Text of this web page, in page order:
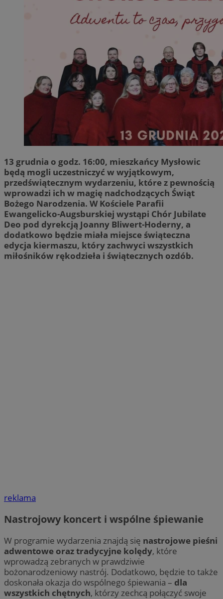
13 grudnia o godz. 16:00, mieszkańcy Mysłowic
będą mogli uczestniczyć w wyjątkowym,
przedświątecznym wydarzeniu, które z pewnością
wprowadzi ich w magię nadchodzących Świąt
Bożego Narodzenia. W Kościele Parafii
Ewangelicko-Augsburskiej wystąpi Chór Jubilate
Deo pod dyrekcją Joanny Bliwert-Hoderny, a
dodatkowo będzie miała miejsce świąteczna
edycja kiermaszu, który zachwyci wszystkich
miłośników rękodzieła i świątecznych ozdób.
reklama
Nastrojowy koncert i wspólne śpiewanie
W programie wydarzenia znajdą się nastrojowe pieśni
adwentowe oraz tradycyjne kolędy, które
wprowadzą zebranych w prawdziwie
bożonarodzeniowy nastrój. Dodatkowo, będzie to także
doskonała okazja do wspólnego śpiewania – dla
wszystkich chętnych, którzy zechcą połączyć swoje